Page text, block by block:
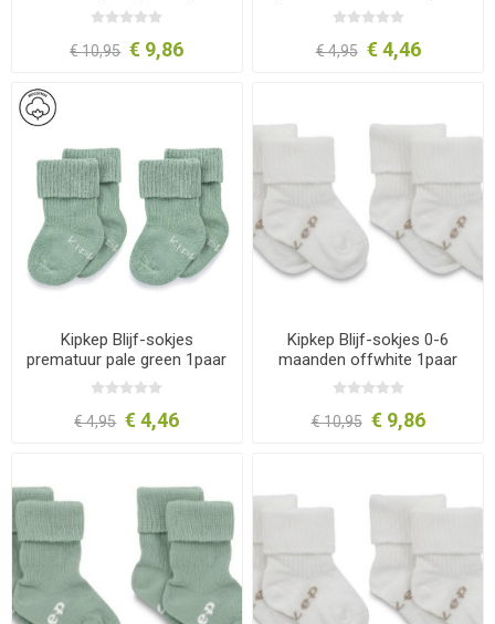
€ 10,95 € 9,86 € 4,95 € 4,46
Kipkep Blijf-sokjes
prematuur pale green 1paar
€ 4,95 € 4,46
Kipkep Blijf-sokjes 0-6
maanden offwhite 1paar
€ 10,95 € 9,86